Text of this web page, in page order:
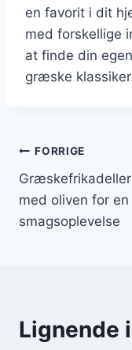
en favorit i dit
med forskellige
at finde din
græske
FORRIGE
Græskefrikadeller
med oliven for en
smagsoplevelse
Lignende